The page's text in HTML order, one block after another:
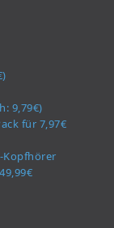
9,79€)
für 7,97€
Kopfhörer